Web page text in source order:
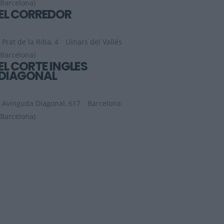
CORREDOR
Prat de la Riba, 4
Llinars del Vallés
CORTE INGLES
Avinguda Diagonal, 617
Barcelona